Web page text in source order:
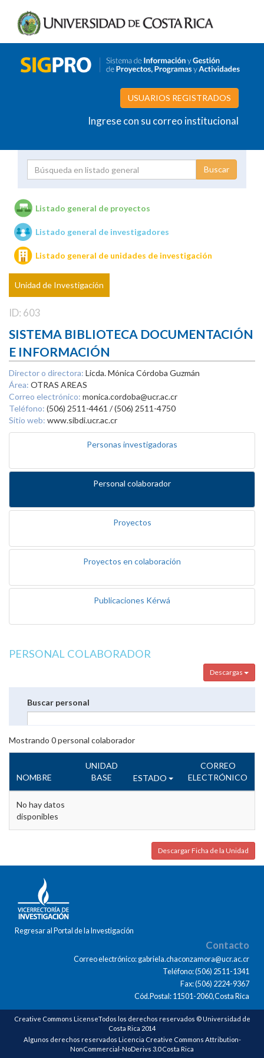
USUARIOS REGISTRADOS
Ingrese con su correo institucional
Unidades de investigación
Listado general de proyectos
Listado general de investigadores
Listado general de unidades de investigación
Unidad de Investigación
ID: 603
SISTEMA BIBLIOTECA DOCUMENTACIÓN
E INFORMACIÓN
Director o directora: Licda. Mónica Córdoba Guzmán
Área: OTRAS AREAS
Correo electrónico: monica.cordoba@ucr.ac.cr
Teléfono: (506) 2511-4461 / (506) 2511-4750
Sitio web: www.sibdi.ucr.ac.cr
Personas investigadoras
Personal colaborador
Proyectos
Proyectos en colaboración
Publicaciones Kérwá
PERSONAL COLABORADOR
Descargas
Buscar personal
Mostrando 0personal colaborador
NOMBRE
UNIDAD
BASE
ESTADO
CORREO
ELECTRÓNICO
No hay datos
disponibles
Descargar Ficha de la Unidad
Regresar al Portal de la Investigación
Contacto
Correo electrónico: gabriela.chaconzamora@ucr.ac.cr
Teléfono: (506) 2511-1341
Fax: (506) 2224-9367
Cód.Postal: 11501-2060,Costa Rica
Creative Commons LicenseTodos los derechos reservados © Universidad de
Costa Rica 2014
Algunos derechos reservados Licencia Creative Commons Attribution-
NonCommercial-NoDerivs 3.0 Costa Rica